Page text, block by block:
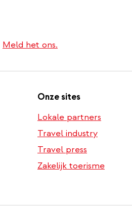
Meld het ons.
Onze sites
Lokale partners
Travel industry
Travel press
Zakelijk toerisme